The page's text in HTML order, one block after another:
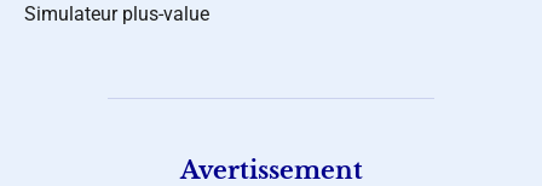
Simulateur plus-value
Avertissement